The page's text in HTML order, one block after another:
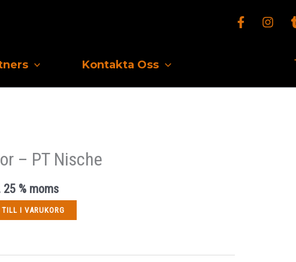
Kontakta Oss
– PT Nische
25 % moms
TILL I VARUKORG